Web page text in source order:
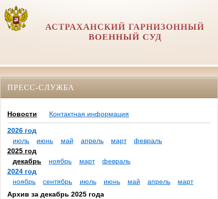
АСТРАХАНСКИЙ ГАРНИЗОННЫЙ
ВОЕННЫЙ СУД
ПРЕСС-СЛУЖБА
Новости Контактная информация
2026 год
июль
июнь май апрель март
февраль
2025 год
декабрь
ноябрь март
февраль
2024 год
ноябрь
сентябрь июль июнь май апрель
март
Архив за декабрь 2025 года